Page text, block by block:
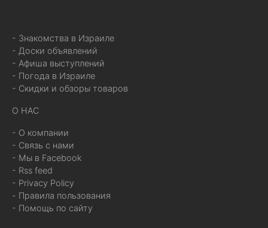
- Знакомства в Израиле
- Доски объявлений
- Афиша выступлений
- Погода в Израиле
- Скидки и обзоры товаров
О НАС
- О компании
- Связь с нами
- Мы в Facebook
- Rss feed
- Privacy Policy
- Правила пользования
- Помощь по сайту